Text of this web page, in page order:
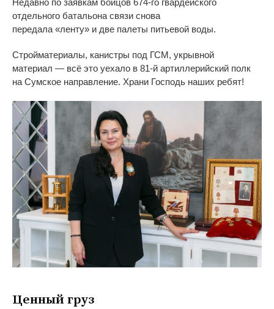
Недавно по заявкам бойцов 674-го гвардейского
отдельного батальона связи снова
передала «ленту» и две палеты питьевой воды.
Стройматериалы, канистры под ГСМ, укрывной
материал — всё это уехало в 81-й артиллерийский полк
на Сумское направление. Храни Господь наших ребят!
Ценный груз